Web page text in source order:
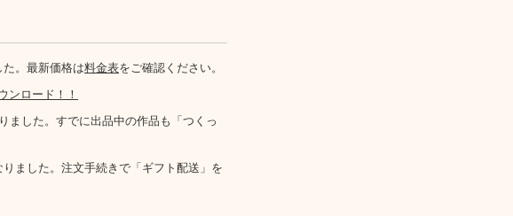
。最新価格は料金表をご確認ください。
ンロード！！
ました。すでに出品中の作品も「つくっ
ました。注文手続きで「ギフト配送」を